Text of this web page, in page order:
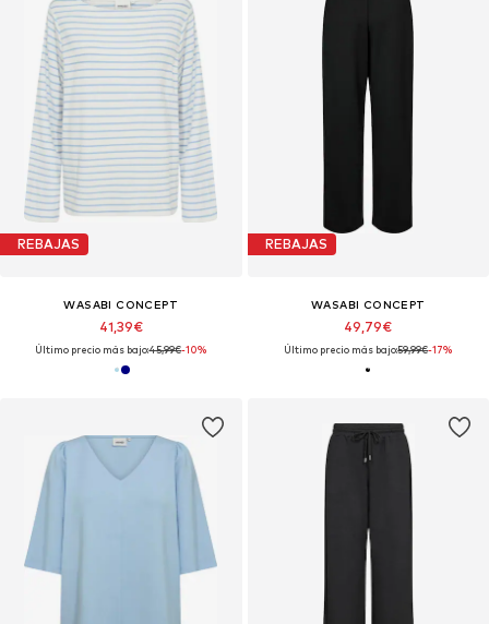
REBAJAS
WASABI CONCEPT
41,39€
Último precio más bajo:45,99€-10%
REBAJAS
WASABI CONCEPT
49,79€
Último precio más bajo:59,99€-17%